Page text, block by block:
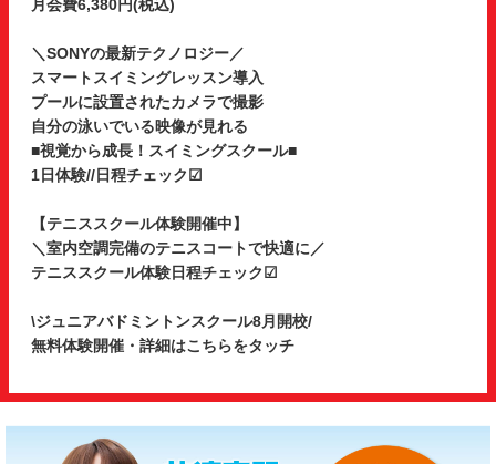
月会費6,380円(税込)
＼SONYの最新テクノロジー／
スマートスイミングレッスン導入
プールに設置されたカメラで撮影
自分の泳いでいる映像が見れる
■視覚から成長！スイミングスクール■
1日体験//日程チェック☑
【テニススクール体験開催中】
＼室内空調完備のテニスコートで快適に／
テニススクール体験日程チェック☑
\ジュニアバドミントンスクール8月開校/
無料体験開催・詳細はこちらをタッチ